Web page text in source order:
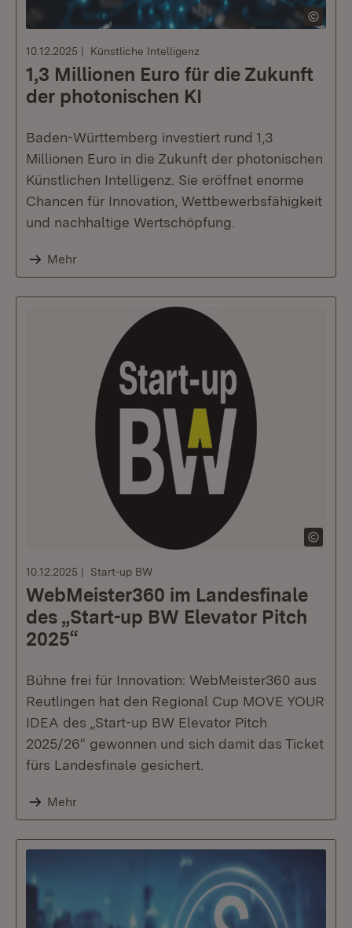
10.12.2025 Künstliche Intelligenz
1,3 Millionen Euro für die Zukunft
der photonischen KI
Baden-Württemberg investiert rund 1,3
Millionen Euro in die Zukunft der photonischen
Künstlichen Intelligenz. Sie eröffnet enorme
Chancen für Innovation, Wettbewerbsfähigkeit
und nachhaltige Wertschöpfung.
Mehr
10.12.2025 Start-up BW
WebMeister360 im Landesfinale
des „Start-up BW Elevator Pitch
2025“
Bühne frei für Innovation: WebMeister360 aus
Reutlingen hat den Regional Cup MOVE YOUR
IDEA des „Start-up BW Elevator Pitch
2025/26“ gewonnen und sich damit das Ticket
fürs Landesfinale gesichert.
Mehr